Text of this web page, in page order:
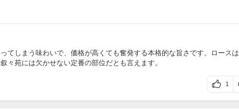
てしまう味わいで、価格が高くても奮発する本格的な旨さです。ロース
々苑には欠かせない定番の部位だとも言えます。
1